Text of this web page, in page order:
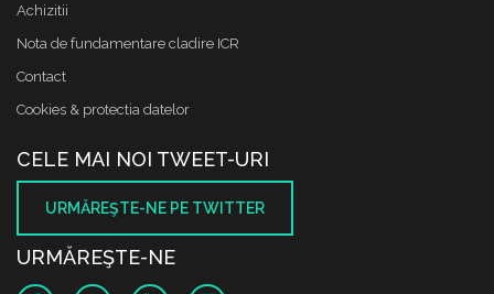
Achizitii
Nota de fundamentare cladire ICR
Contact
Cookies & protectia datelor
CELE MAI NOI TWEET-URI
URMĂREŞTE-NE PE TWITTER
URMĂREŞTE-NE